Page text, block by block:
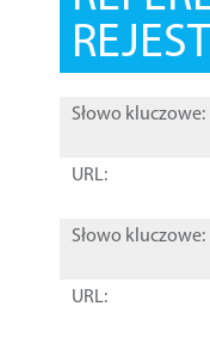
Słowo kluczowe:
URL:
Słowo kluczowe:
URL: